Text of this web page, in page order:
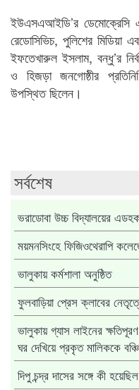
ইউএসএআইডি’র ডেমোক্রেসি
রেডোসিভিচ, পুলিশের মিডিয়া
ইফতেখারুল ইসলাম, বন্ধু’র
ও হিজড়া জনগোষ্ঠীর
উপস্থিত ছিলেন।
সর্বশেষ
ভরাডোবা উচ্চ বিদ্যালয়ের
ময়মনসিংহে ফিজিওথেরাপি
ভালুকায় কর্মশালা অনুষ্ঠিত
ফুলবাড়িয়া প্রেস ক্লাবের
ভালুকায় গ্যাস লাইনের
ঘর দেখিয়ে প্রকৃত মালিককে
দিপু চন্দ্র দাসের সঙ্গে কী